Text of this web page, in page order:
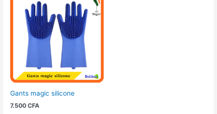
Gants magic silicone
7.500CFA